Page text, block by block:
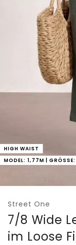
HIGH WAIST
MODEL: 1,77M | GRÖSSE:
Street One
7/8 Wide
im Loose